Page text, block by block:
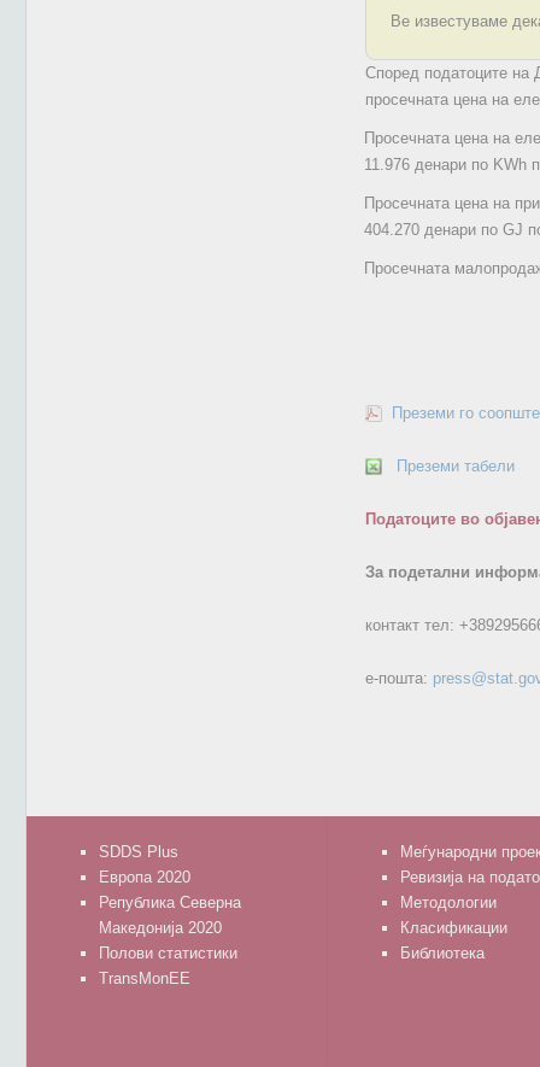
Ве известуваме
Според податоците на
просечната цена на
Просечната цена на
11.976 денари по KWh
Просечната цена на
404.270 денари по GJ
Просечната
Преземи го
Преземи табели
Податоците во
За подетални
контакт тел:
е-пошта:
SDDS Plus
Европа 2020
Република Северна
Македонија 2020
Полови статистики
TransMonEE
Меѓународни
Ревизија на
Методологии
Класификации
Библиотека